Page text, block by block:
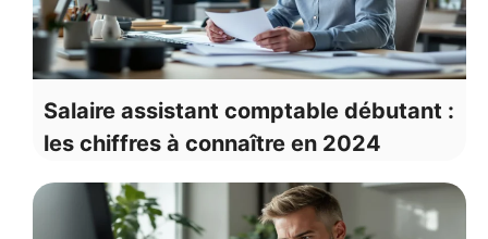
Salaire assistant comptable débutant :
les chiffres à connaître en 2024